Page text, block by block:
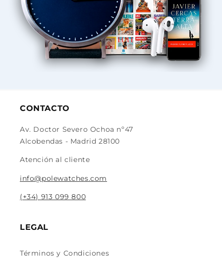
CONTACTO
Av. Doctor Severo Ochoa nº47
Alcobendas - Madrid 28100
Atención al cliente
info@polewatches.com
(+34) 913 099 800
LEGAL
Términos y Condiciones